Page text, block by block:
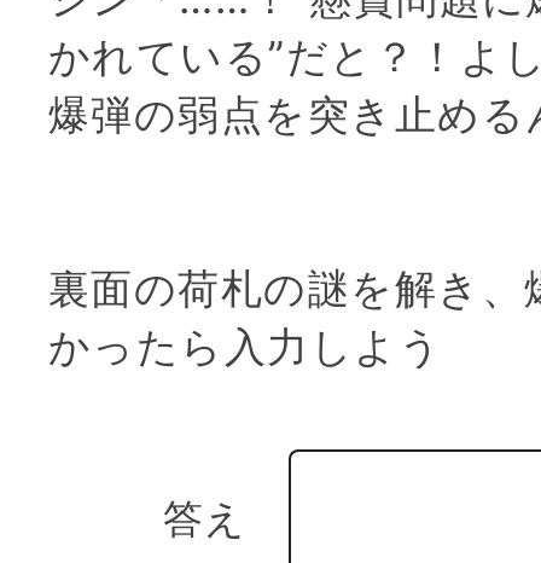
かれている”だと？！よ
爆弾の弱点を突き止める
裏面の荷札の謎を解き
かったら入力しよう
答え